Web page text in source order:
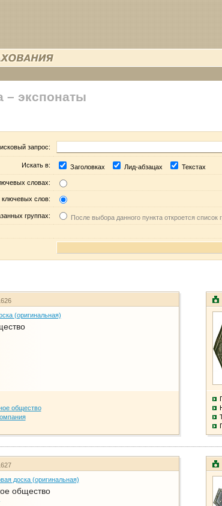
– экспонаты
запрос:
Искать в: Заголовках Лид-абзацах Текстах
словах:
ключевых слов:
группах: После выбора данного пункта откроется список
(оригинальная)
общество
доска (оригинальная)
общество